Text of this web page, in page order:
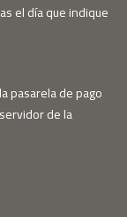
el día que indique
pasarela de pago
de la